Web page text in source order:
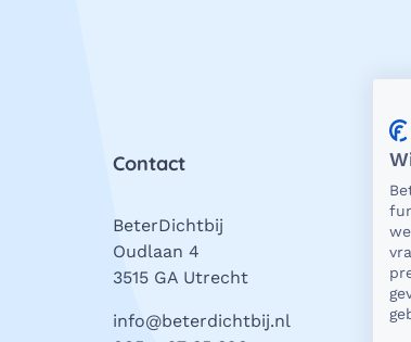
Contact
BeterDichtbij
Oudlaan 4
3515 GA Utrecht
info@beterdichtbij.nl